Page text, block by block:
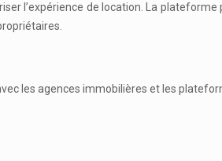
l’expérience de location. La
les agences immobilières et les